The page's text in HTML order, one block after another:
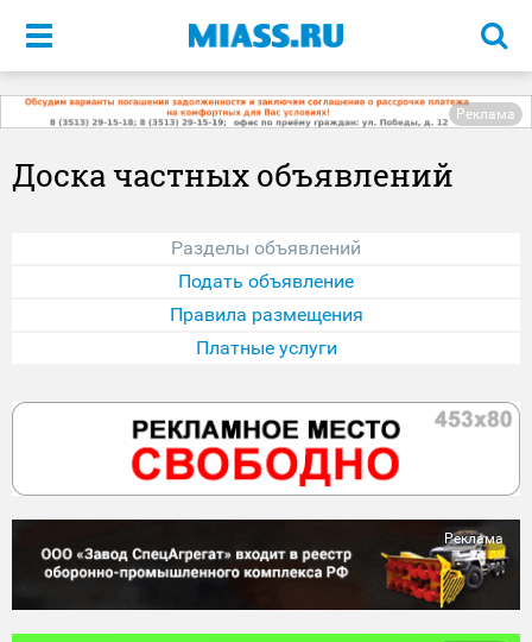
Меню
Реклама
Доска частных объявлений
Разделы объявлений
Подать объявление
Правила размещения
Платные услуги
Реклама